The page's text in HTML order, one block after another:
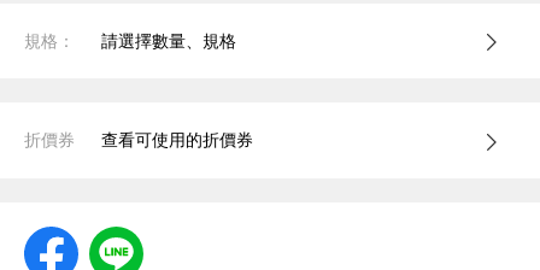
規格： 請選擇數量、規格
折價券 查看可使用的折價券